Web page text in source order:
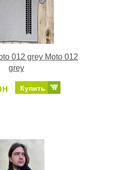
012 grey Moto 012
grey
Купить